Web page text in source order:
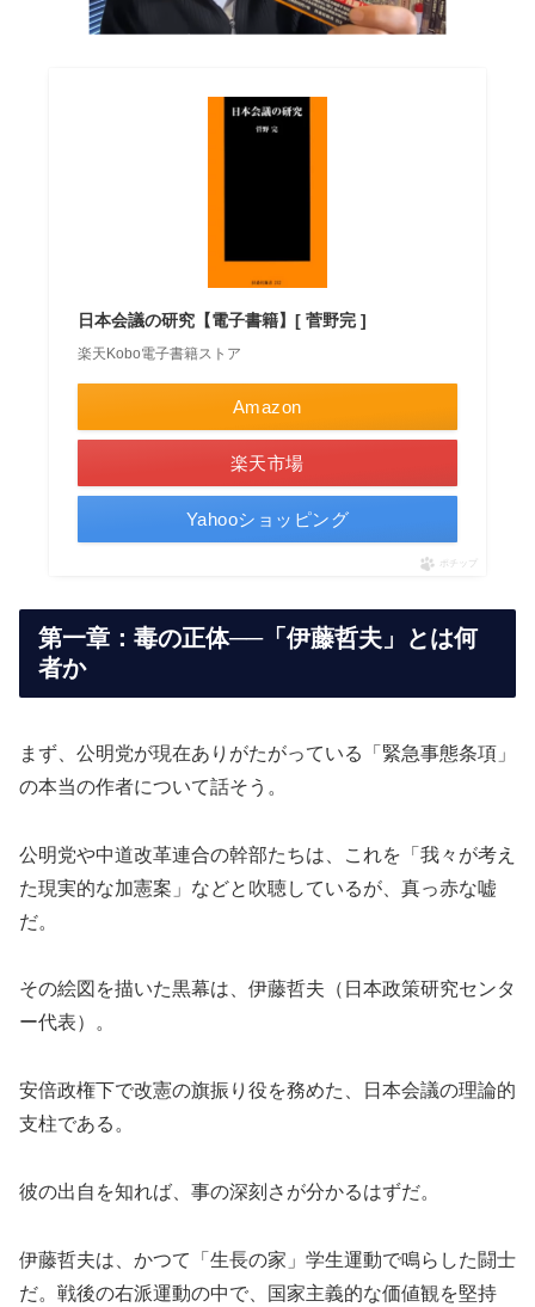
日本会議の研究【電子書籍】[ 菅野完 ]
楽天Kobo電子書籍ストア
Amazon
楽天市場
Yahooショッピング
ポチップ
第一章：毒の正体──「伊藤哲夫」とは何
者か
まず、公明党が現在ありがたがっている「緊急事態条項」
の本当の作者について話そう。
公明党や中道改革連合の幹部たちは、これを「我々が考え
た現実的な加憲案」などと吹聴しているが、真っ赤な嘘
だ。
その絵図を描いた黒幕は、伊藤哲夫（日本政策研究センタ
ー代表）。
安倍政権下で改憲の旗振り役を務めた、日本会議の理論的
支柱である。
彼の出自を知れば、事の深刻さが分かるはずだ。
伊藤哲夫は、かつて「生長の家」学生運動で鳴らした闘士
だ。戦後の右派運動の中で、国家主義的な価値観を堅持